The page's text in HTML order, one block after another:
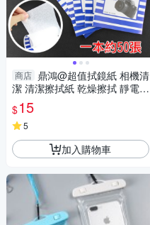
商店 鼎鴻@超值拭鏡紙 相機清
潔 清潔擦拭紙 乾燥擦拭 靜電除
塵 相機鏡頭 精密儀器清潔 一本
約50張
$15
5
加入購物車